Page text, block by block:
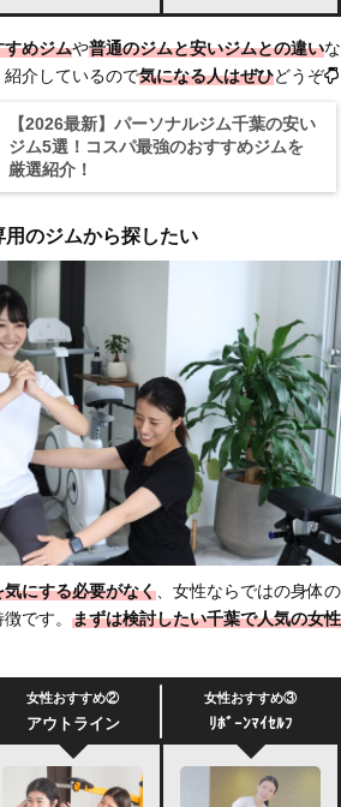
すめジムや普通のジムと安いジムとの違いな
介しているので気になる人はぜひどうぞ
【2026最新】パーソナルジム千葉の安い
ジム5選！コスパ最強のおすすめジムを
厳選紹介！
のジムから探したい
気にする必要がなく 、女性ならではの身体の
です。 まずは検討したい千葉で人気の女性
女性おすすめ②
アウトライン
女性おすすめ③
ﾘﾎﾞｰﾝﾏｲｾﾙﾌ